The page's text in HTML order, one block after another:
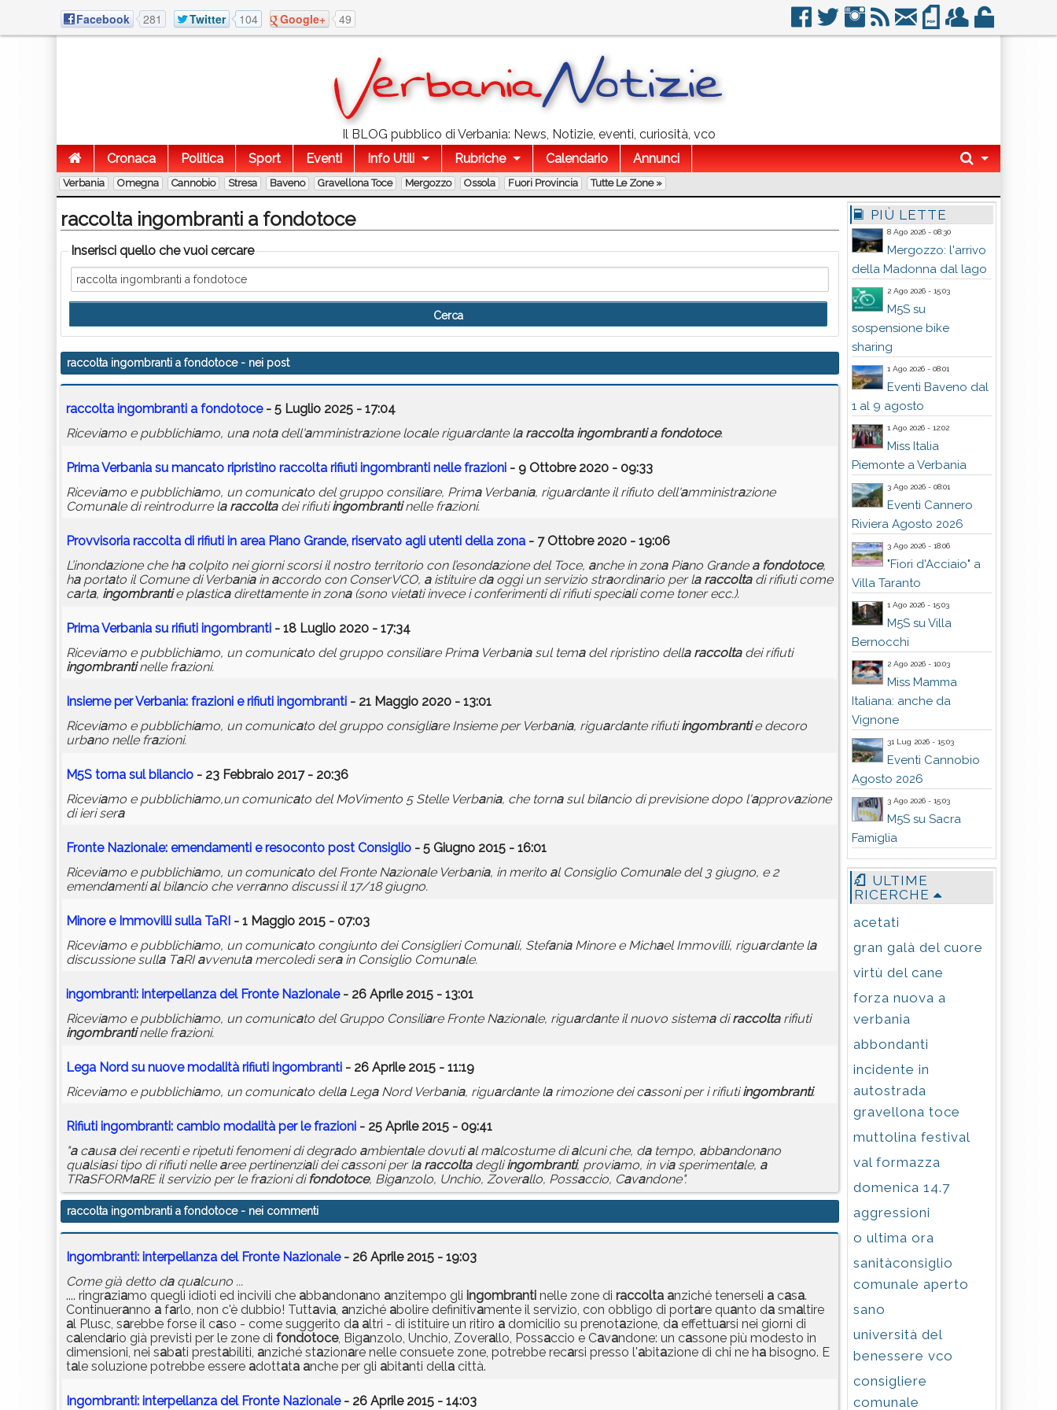
Facebook 281 Twitter 104 Google+ 49
Il BLOG pubblico di Verbania: News, Notizie, eventi, curiosità, vco
Cronaca
Politica Sport Eventi Info Utili Rubriche Calendario Annunci
Verbania Omegna Cannobio Stresa Baveno Gravellona Toce Mergozzo Ossola Fuori Provincia Tutte Le Zone »
raccolta ingombranti a fondotoce
Inserisci quello che vuoi cercare
raccolta ingombranti a fondotoce- nei post
raccolta ingombranti a fondotoce- 5 Luglio 2025 - 17:04
Riceviamo e pubblichiamo, unanotadell'amministrazione locale riguardante la raccolta ingombranti a fondotoce.
PrimaVerbania su mancato ripristino raccolta rifiuti ingombranti nelle frazioni - 9 Ottobre 2020 - 09:33
Riceviamo e pubblichiamo, un comunicato del gruppo consiliare, PrimaVerbania, riguardante il rifiuto dell'amministrazione
Comunale di reintrodurre la raccoltadei rifiutiingombrantinelle frazioni.
Provvisoria raccolta di rifiuti in area Piano Grande, riservato agli utenti della zona - 7 Ottobre 2020 - 19:06
L’inondazione che hacolpito nei giorni scorsi il nostro territorio con l’esondazione del Toce, anche in zonaPiano Grande a fondotoce,
haportato il Comune di Verbaniain accordo con ConserVCO, aistituire daoggi un servizio straordinario per la raccoltadi rifiuti come
carta, ingombrantie plasticadirettamente in zona(sono vietati invece i conferimenti di rifiuti speciali come toner ecc.).
PrimaVerbania su rifiuti ingombranti - 18 Luglio 2020 - 17:34
Riceviamo e pubblichiamo, un comunicato del gruppo consiliare PrimaVerbaniasul temadel ripristino della raccoltadei rifiuti
ingombrantinelle frazioni.
Insieme per Verbania: frazioni e rifiuti ingombranti - 21 Maggio 2020 - 13:01
Riceviamo e pubblichiamo, un comunicato del gruppo consigliare Insieme per Verbania, riguardante rifiutiingombrantie decoro
urbano nelle frazioni.
M5S torna sul bilancio - 23 Febbraio 2017 - 20:36
Riceviamo e pubblichiamo,un comunicato del MoVimento 5 Stelle Verbania, che tornasul bilancio di previsione dopo l'approvazione
di ieri sera
Fronte Nazionale: emendamenti e resoconto post Consiglio - 5 Giugno 2015 - 16:01
Riceviamo e pubblichiamo, un comunicato del Fronte Nazionale Verbania, in merito al Consiglio Comunale del 3 giugno, e 2
emendamential bilancio che verranno discussi il 17/18 giugno.
Minore e Immovilli sulla TaRI - 1 Maggio 2015 - 07:03
Riceviamo e pubblichiamo, un comunicato congiunto dei Consiglieri Comunali, StefaniaMinore e Michael Immovilli, riguardante la
discussione sullaTaRIavvenutamercoledì serain Consiglio Comunale.
ingombranti: interpellanza del Fronte Nazionale- 26 Aprile 2015 - 13:01
Riceviamo e pubblichiamo, un comunicato del Gruppo Consiliare Fronte Nazionale, riguardante il nuovo sistemadiraccoltarifiuti
ingombrantinelle frazioni.
Lega Nord su nuove modalità rifiuti ingombranti - 26 Aprile 2015 - 11:19
Riceviamo e pubblichiamo, un comunicato dellaLegaNord Verbania, riguardante larimozione dei cassoni per i rifiutiingombranti.
Rifiuti ingombranti: cambio modalità per le frazioni - 25 Aprile 2015 - 09:41
"acausadei recenti e ripetuti fenomeni di degrado ambientale dovutial malcostume dialcuni che, datempo, abbandonano
qualsiasi tipo di rifiuti nelle aree pertinenziali dei cassoni per la raccoltadegliingombranti, proviamo, in viasperimentale, a
TRaSFORMaRE il servizio per le frazioni difondotoce, Biganzolo, Unchio, Zoverallo, Possaccio, Cavandone".
raccolta ingombranti a fondotoce- nei commenti
Ingombranti: interpellanza del Fronte Nazionale- 26 Aprile 2015 - 19:03
Come già detto daqualcuno ...
.... ringraziamo quegli idioti ed incivili che abbandonano anzitempo gli ingombranti nelle zone di raccolta anziché tenerseli a casa.
Continueranno a farlo, non c'è dubbio! Tuttavia, anziché abolire definitivamente il servizio, con obbligo di portare quanto da smaltire
al Plusc, sarebbe forse il caso - come suggerito da altri - di istituire un ritiro a domicilio su prenotazione, da effettuarsi nei giorni di
calendario già previsti per le zone di fondotoce, Biganzolo, Unchio, Zoverallo, Possaccio e Cavandone: un cassone più modesto in
dimensioni, nei sabati prestabiliti, anziché stazionare nelle consuete zone, potrebbe recarsi presso l'abitazione di chi ne ha bisogno. E
tale soluzione potrebbe essere adottata anche per gli abitanti della città.
Ingombranti: interpellanza del Fronte Nazionale- 26 Aprile 2015 - 14:03
PIÙ LETTE
8 Ago 2026 - 08:30
Mergozzo: l'arrivo
della Madonna dal lago
2 Ago 2026 - 15:03
M5S su
sospensione bike
sharing
1 Ago 2026 - 08:01
Eventi Baveno dal
1 al 9 agosto
1 Ago 2026 - 12:02
Miss Italia
Piemonte a Verbania
3 Ago 2026 - 08:01
Eventi Cannero
Riviera Agosto 2026
3 Ago 2026 - 18:06
"Fiori d'Acciaio" a
Villa Taranto
1 Ago 2026 - 15:03
M5S su Villa
Bernocchi
2 Ago 2026 - 10:03
Miss Mamma
Italiana: anche da
Vignone
31 Lug 2026 - 15:03
Eventi Cannobio
Agosto 2026
3 Ago 2026 - 15:03
M5S su Sacra
Famiglia
ULTIME
RICERCHE
acetati
gran galà del cuore
virtù del cane
forza nuova a
verbania
abbondanti
incidente in
autostrada
gravellona toce
muttolina festival
val formazza
domenica 14.7
aggressioni
o ultima ora
sanitàconsiglio
comunale aperto
sano
università del
benessere vco
consigliere
comunale